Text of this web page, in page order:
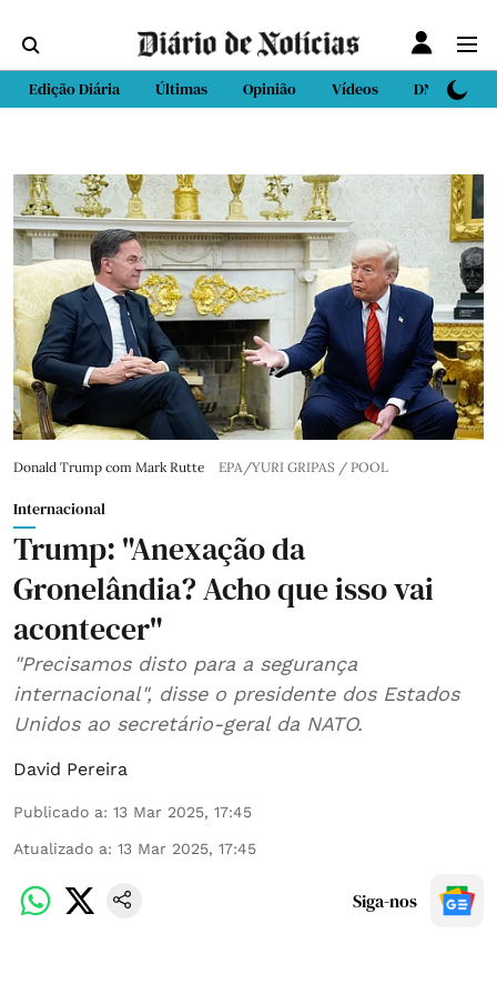
Edição Diária Últimas Opinião Vídeos DN Sport
Donald Trump com Mark Rutte EPA/YURI GRIPAS / POOL
Internacional
Trump: "Anexação da
Gronelândia? Acho que isso vai
acontecer"
"Precisamos disto para a segurança
internacional", disse o presidente dos Estados
Unidos ao secretário-geral da NATO.
David Pereira
Publicado a: 13 Mar 2025, 17:45
Atualizado a: 13 Mar 2025, 17:45
Siga-nos